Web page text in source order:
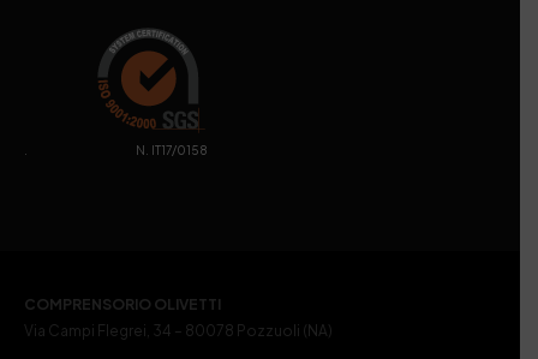
. N. IT17/0158
COMPRENSORIO OLIVETTI
Via Campi Flegrei, 34 – 80078 Pozzuoli (NA)